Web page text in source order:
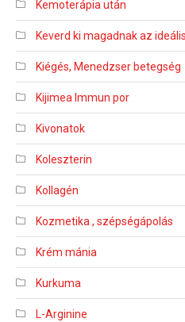
Kemoterápia után
Keverd ki magadnak az
Kiégés, Menedzser betegség
Kijimea Immun por
Kivonatok
Koleszterin
Kollagén
Kozmetika , szépségápolás
Krém mánia
Kurkuma
L-Arginine